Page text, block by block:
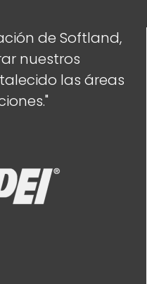
de Softland,
nuestros
las áreas